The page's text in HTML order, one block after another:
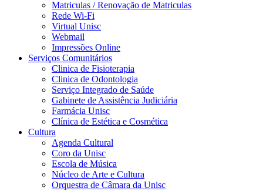
Matriculas / Renovação de Matriculas
Rede Wi-Fi
Virtual Unisc
Webmail
Impressões Online
Serviços Comunitários
Clinica de Fisioterapia
Clinica de Odontologia
Serviço Integrado de Saúde
Gabinete de Assistência Judiciária
Farmácia Unisc
Clínica de Estética e Cosmética
Cultura
Agenda Cultural
Coro da Unisc
Escola de Música
Núcleo de Arte e Cultura
Orquestra de Câmara da Unisc